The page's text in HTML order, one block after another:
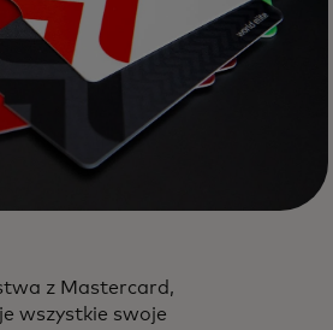
z Mastercard,
wszystkie swoje